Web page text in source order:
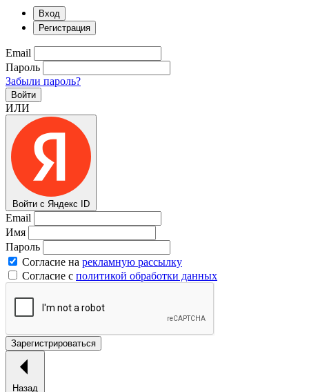
Вход
Регистрация
Email
Пароль
Забыли пароль?
Войти
ИЛИ
Войти с Яндекс ID
Email
Имя
Пароль
Согласие на рекламную рассылку
Согласие с политикой обработки данных
Зарегистрироваться
Назад